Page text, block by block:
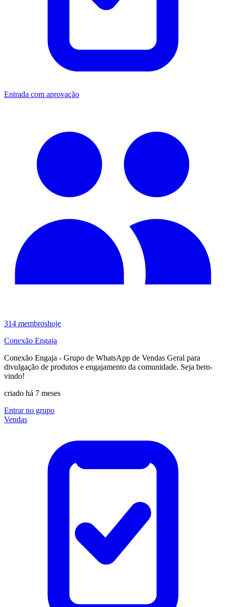
Entrada com aprovação
314 membroshoje
Conexão Engaja
Conexão Engaja - Grupo de WhatsApp de Vendas Geral para
divulgação de produtos e engajamento da comunidade. Seja bem-
vindo!
criado há 7 meses
Entrar no grupo
Vendas